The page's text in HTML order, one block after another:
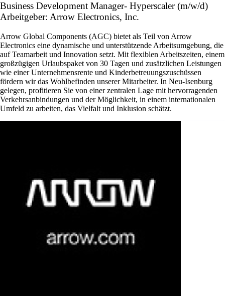
Business Development Manager- Hyperscaler (m/w/d)
Arbeitgeber: Arrow Electronics, Inc.
Arrow Global Components (AGC) bietet als Teil von Arrow
Electronics eine dynamische und unterstützende Arbeitsumgebung, die
auf Teamarbeit und Innovation setzt. Mit flexiblen Arbeitszeiten, einem
großzügigen Urlaubspaket von 30 Tagen und zusätzlichen Leistungen
wie einer Unternehmensrente und Kinderbetreuungszuschüssen
fördern wir das Wohlbefinden unserer Mitarbeiter. In Neu-Isenburg
gelegen, profitieren Sie von einer zentralen Lage mit hervorragenden
Verkehrsanbindungen und der Möglichkeit, in einem internationalen
Umfeld zu arbeiten, das Vielfalt und Inklusion schätzt.